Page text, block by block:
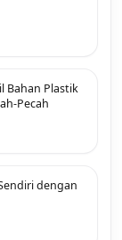
Bahan Plastik
Pecah
dengan